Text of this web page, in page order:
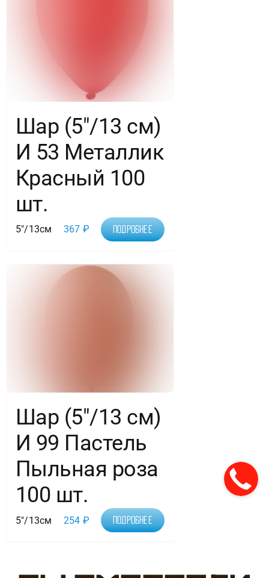
Шар (5″/13 см)
И 53 Металлик
Красный 100
шт.
5"/13см 367 ₽ Подробнее
Шар (5″/13 см)
И 99 Пастель
Пыльная роза
100 шт.
5"/13см 254 ₽ Подробнее